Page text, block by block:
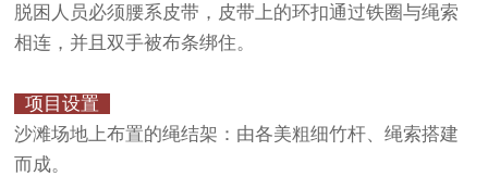
脱困人员必须腰系皮带，皮带上的环扣通过铁圈与绳索
相连，并且双手被布条绑住。
项目设置
沙滩场地上布置的绳结架：由各美粗细竹杆、绳索搭建
而成。